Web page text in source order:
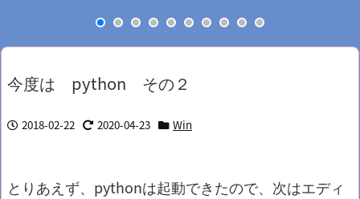
今度は python その２
2018-02-22 2020-04-23 Win
とりあえず、pythonは起動できたので、次はエディ